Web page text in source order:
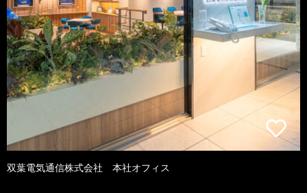
双葉電気通信株式会社 本社オフィス